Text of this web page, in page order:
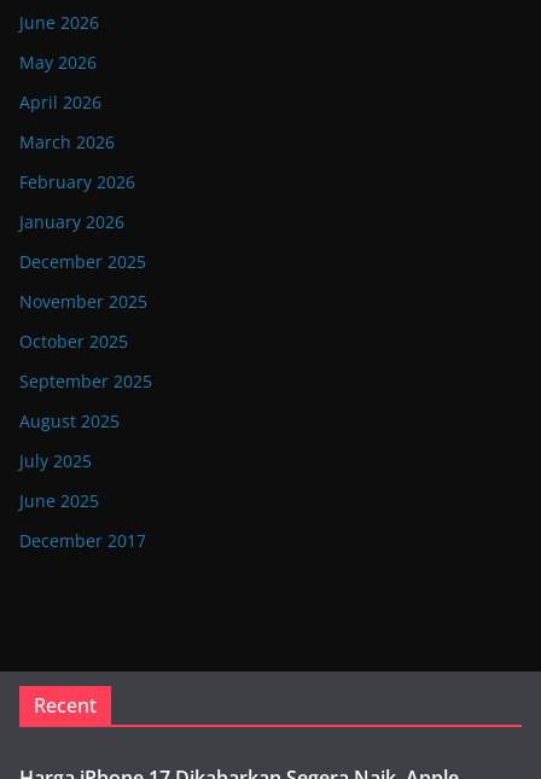
June 2026
May 2026
April 2026
March 2026
February 2026
January 2026
December 2025
November 2025
October 2025
September 2025
August 2025
July 2025
June 2025
December 2017
Recent